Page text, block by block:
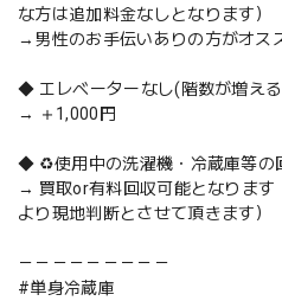
な方は追加料金なしとなります）
→男性のお手伝いありの方がオス
◆ エレベーターなし(階数が増え
→ ＋1,000円
◆ ♻️使用中の洗濯機・冷蔵庫等の
→ 買取or有料回収可能となります
より現地判断とさせて頂きます）
－－－－－－－－－
#単身冷蔵庫